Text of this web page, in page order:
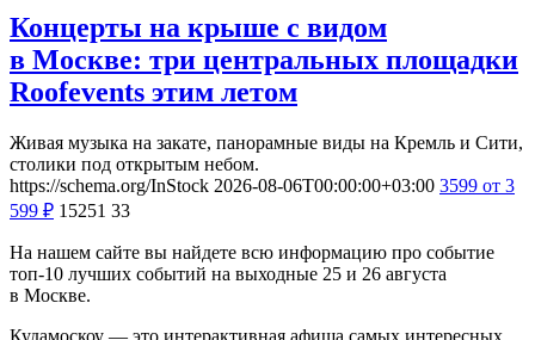
Концерты на крыше с видом
в Москве: три центральных площадки
Roofevents этим летом
Живая музыка на закате, панорамные виды на Кремль и Сити,
столики под открытым небом.
https://schema.org/InStock 2026-08-06T00:00:00+03:00 3599 от 3
599 ₽ 15251 33
На нашем сайте вы найдете всю информацию про событие
топ-10 лучших событий на выходные 25 и 26 августа
в Москве.